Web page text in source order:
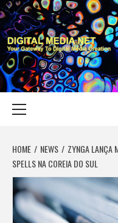
Skip
to
content
YOUR GATEWAY TO DIGITAL
HOME NEWS
ZYNGA LANÇA
SPELLS NA COREIA DO SUL